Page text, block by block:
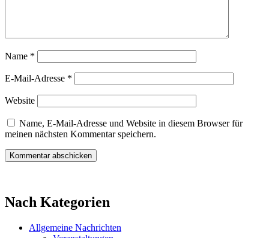
Name *
E-Mail-Adresse *
Website
Name, E-Mail-Adresse und Website in diesem Browser für
meinen nächsten Kommentar speichern.
Nach Kategorien
Allgemeine Nachrichten